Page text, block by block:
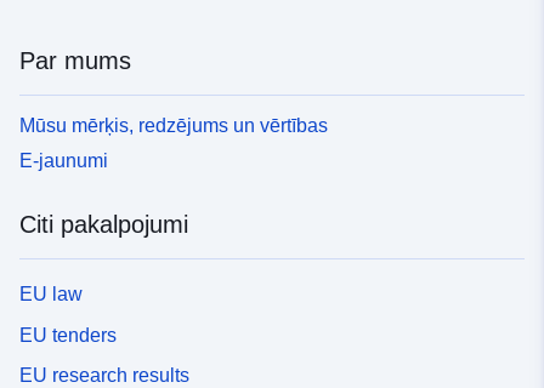
Par mums
Mūsu mērķis, redzējums un vērtības
E-jaunumi
Citi pakalpojumi
EU law
EU tenders
EU research results